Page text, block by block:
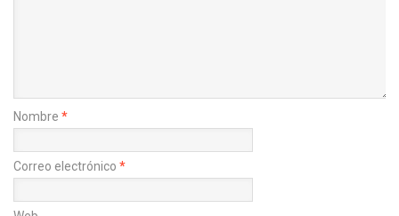
Nombre *
Correo electrónico *